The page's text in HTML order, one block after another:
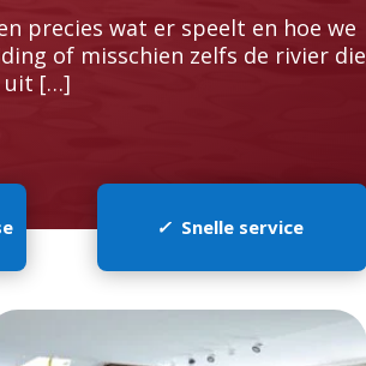
precies wat er speelt en hoe we
of misschien zelfs de rivier die
uit […]
✓Snelle service